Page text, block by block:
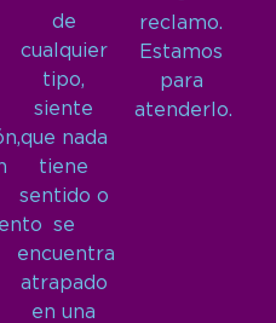
de
cualquier
tipo,
siente
que nada
tiene
sentido o
se
encuentra
atrapado
en una
reclamo.
Estamos
para
atenderlo.